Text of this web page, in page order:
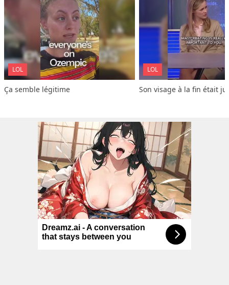
LOL
Ça semble légitime
LOL
Son visage à la fin était